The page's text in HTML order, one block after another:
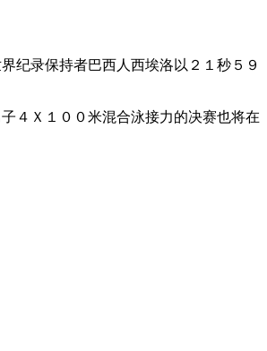
纪录保持者巴西人西埃洛以２１秒５９
４Ｘ１００米混合泳接力的决赛也将在